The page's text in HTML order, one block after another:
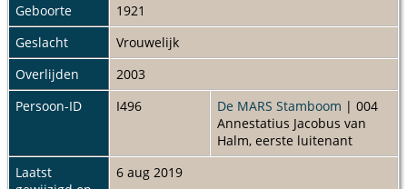
Geboorte
1921
Geslacht
Vrouwelijk
Overlijden
2003
Persoon-ID
I496 De MARS Stamboom | 004
Annestatius Jacobus van
Halm, eerste luitenant
Laatst
6 aug 2019